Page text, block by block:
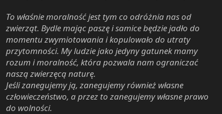
To właśnie moralność jest tym co odróżnia nas od
zwierząt. Bydle mając paszę i samice będzie jadło do
momentu zwymiotowania i kopulowało do utraty
przytomności. My ludzie jako jedyny gatunek mamy
rozum i moralność, która pozwala nam ograniczać
naszą zwierzęcą naturę.
Jeśli zanegujemy ją, zanegujemy również własne
człowieczeństwo, a przez to zanegujemy własne prawo
do wolności.